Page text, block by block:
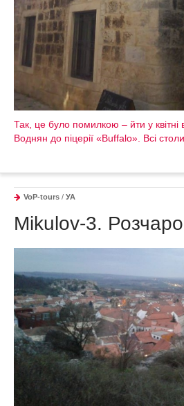
Так, це було помилкою – йти у
Воднян до піцерії «Buffalo». Всі
VoP-tours / УА
Mikulov-3.